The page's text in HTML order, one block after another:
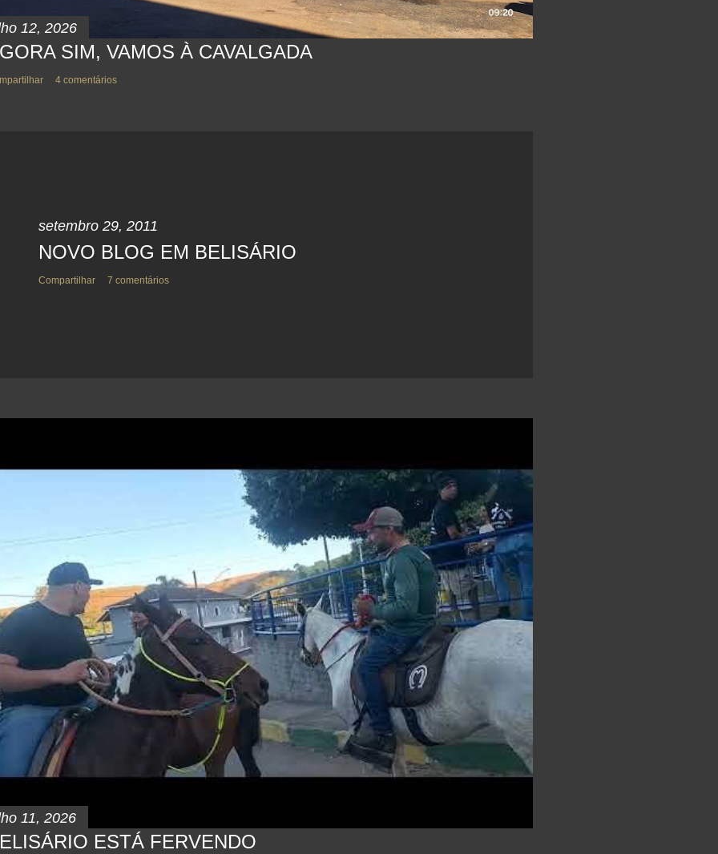
12, 2026
SIM, VAMOS À CAVALGADA
4 comentários
setembro 29, 2011
NOVO BLOG EM BELISÁRIO
Compartilhar 7 comentários
11, 2026
ESTÁ FERVENDO